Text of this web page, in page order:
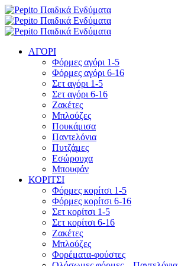
ΑΓΟΡΙ
Φόρμες αγόρι 1-5
Φόρμες αγόρι 6-16
Σετ αγόρι 1-5
Σετ αγόρι 6-16
Ζακέτες
Μπλούζες
Πουκάμισα
Παντελόνια
Πυτζάμες
Εσώρουχα
Μπουφάν
ΚΟΡΙΤΣΙ
Φόρμες κορίτσι 1-5
Φόρμες κορίτσι 6-16
Σετ κορίτσι 1-5
Σετ κορίτσι 6-16
Ζακέτες
Μπλούζες
Φορέματα-φούστες